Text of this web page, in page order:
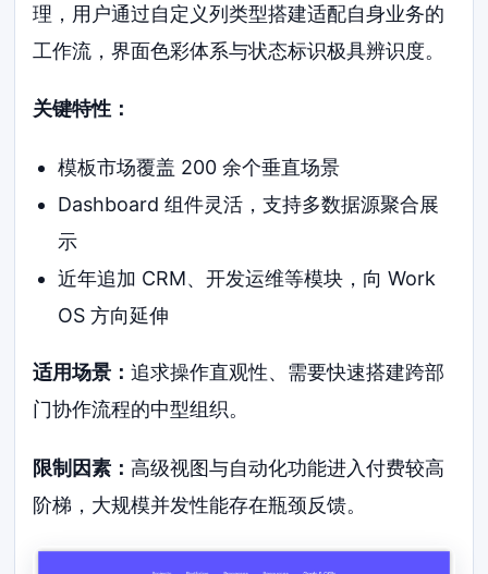
理，用户通过自定义列类型搭建适配自身业务的
工作流，界面色彩体系与状态标识极具辨识度。
关键特性：
模板市场覆盖 200 余个垂直场景
Dashboard 组件灵活，支持多数据源聚合展
示
近年追加 CRM、开发运维等模块，向 Work
OS 方向延伸
适用场景：追求操作直观性、需要快速搭建跨部
门协作流程的中型组织。
限制因素：高级视图与自动化功能进入付费较高
阶梯，大规模并发性能存在瓶颈反馈。